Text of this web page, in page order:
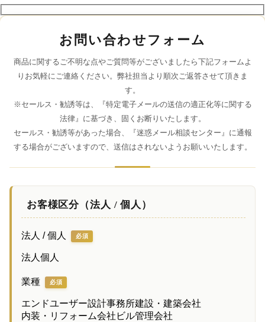
お問い合わせフォーム
商品に関するご不明な点やご質問等がございましたら下記フォームよ
りお気軽にご連絡ください。弊社担当より順次ご返答させて頂きま
す。
※セールス・勧誘等は、『特定電子メールの送信の適正化等に関する
法律』に基づき、固くお断りいたします。
セールス・勧誘等があった場合、『迷惑メール相談センター』に通報
する場合がございますので、送信はされないようお願いいたします。
お客様区分（法人 / 個人）
法人 / 個人 必須
法人個人
業種 必須
エンドユーザー設計事務所建設・建築会社
内装・リフォーム会社 ビル管理会社